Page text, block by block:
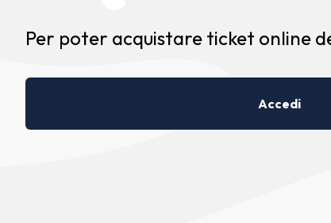
Per poter acquistare ticket online
Accedi